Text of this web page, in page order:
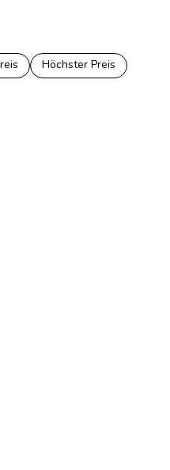
Höchster Preis